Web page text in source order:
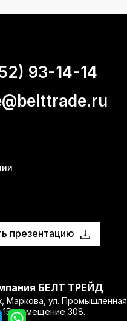
93-14-14
Маркова, ул. Промышленная,
15, помещение 308.
БЕЛТ ТРЕЙД
презентацию